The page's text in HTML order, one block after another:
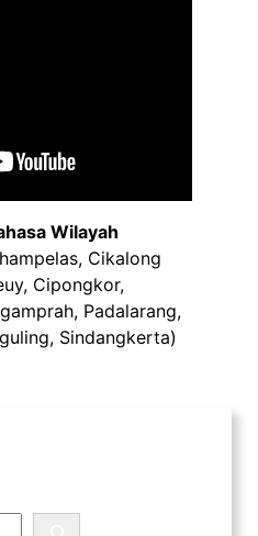
Wilayah
Cikalong
Cipongkor,
Padalarang,
Sindangkerta)